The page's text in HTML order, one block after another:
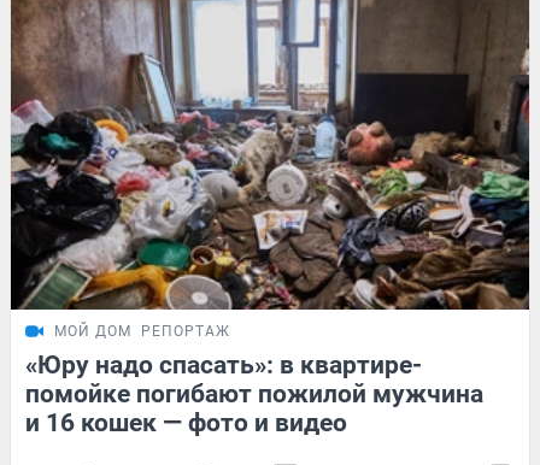
МОЙ ДОМ РЕПОРТАЖ
«Юру надо спасать»: в квартире-
помойке погибают пожилой мужчина
и 16 кошек — фото и видео